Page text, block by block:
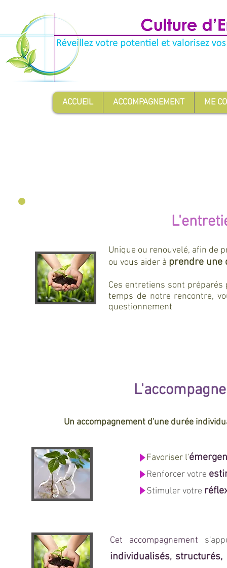
ACCUEIL ACCOMPAGNEMENT ME
Unique ou renouvelé, afin de
ou vous aider à prendre une
Ces entretiens sont
temps de notre rencontre,
questionnement
L'entretien ponctuel
Favoriser l'
Renforcer votre
Stimuler votre
Cet accompagnement
individualisés, structurés,
Un accompagnement d'une durée